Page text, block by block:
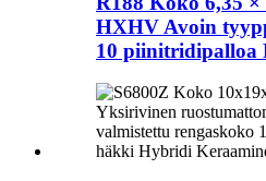
HXHV Avoin
10 piinitridipalloa